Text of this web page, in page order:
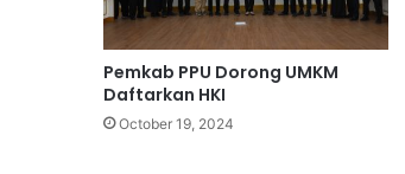
Pemkab PPU Dorong UMKM
Daftarkan HKI
October 19, 2024